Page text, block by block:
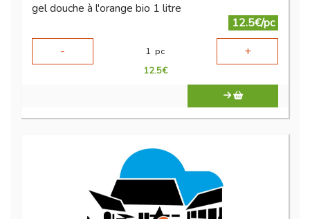
gel douche à l'orange bio 1 litre
12.5€/pc
-
1 pc +
12.5€